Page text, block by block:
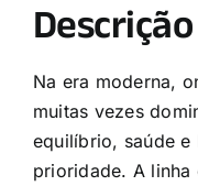
Descrição
Na era moderna,
muitas vezes
equilíbrio, saúde e
prioridade. A linha